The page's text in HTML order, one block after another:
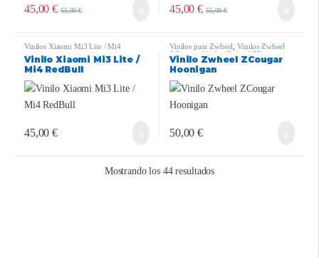
45,00€ 55,00€ 45,00€ 55,00€
Vinilos Xiaomi Mi3 Lite / Mi4
Vinilo Xiaomi Mi3 Lite /
Mi4 RedBull
45,00€
Vinilos para Zwheel,Vinilos Zwheel
ZCougar
,Vinilos Zwheel ZRino
Vinilo Zwheel ZCougar
Hoonigan
50,00€
Mostrando los 44 resultados